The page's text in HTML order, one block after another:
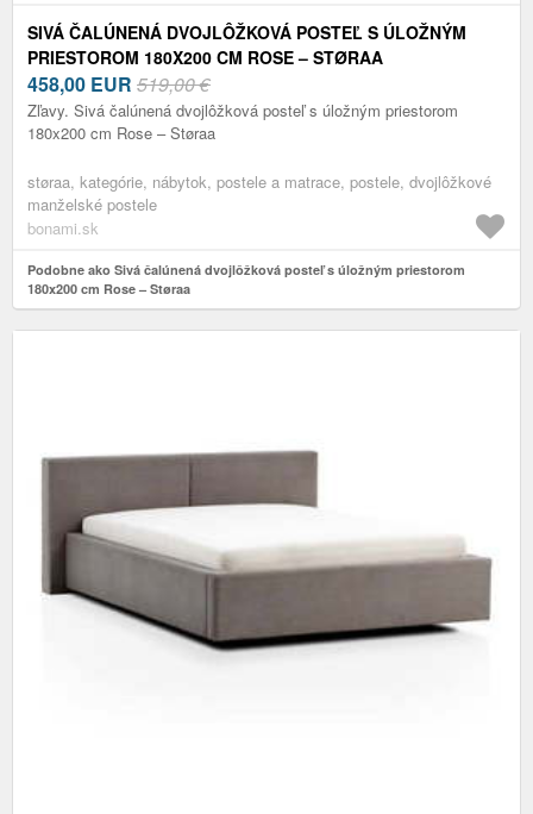
SIVÁ ČALÚNENÁ DVOJLÔŽKOVÁ POSTEĽ S ÚLOŽNÝM
PRIESTOROM 180X200 CM ROSE – STØRAA
458,00 EUR 519,00 €
Zľavy. Sivá čalúnená dvojlôžková posteľ s úložným priestorom
180x200 cm Rose – Støraa
støraa, kategórie, nábytok, postele a matrace, postele, dvojlôžkové
manželské postele
bonami.sk
Podobne ako Sivá čalúnená dvojlôžková posteľ s úložným priestorom
180x200 cm Rose – Støraa